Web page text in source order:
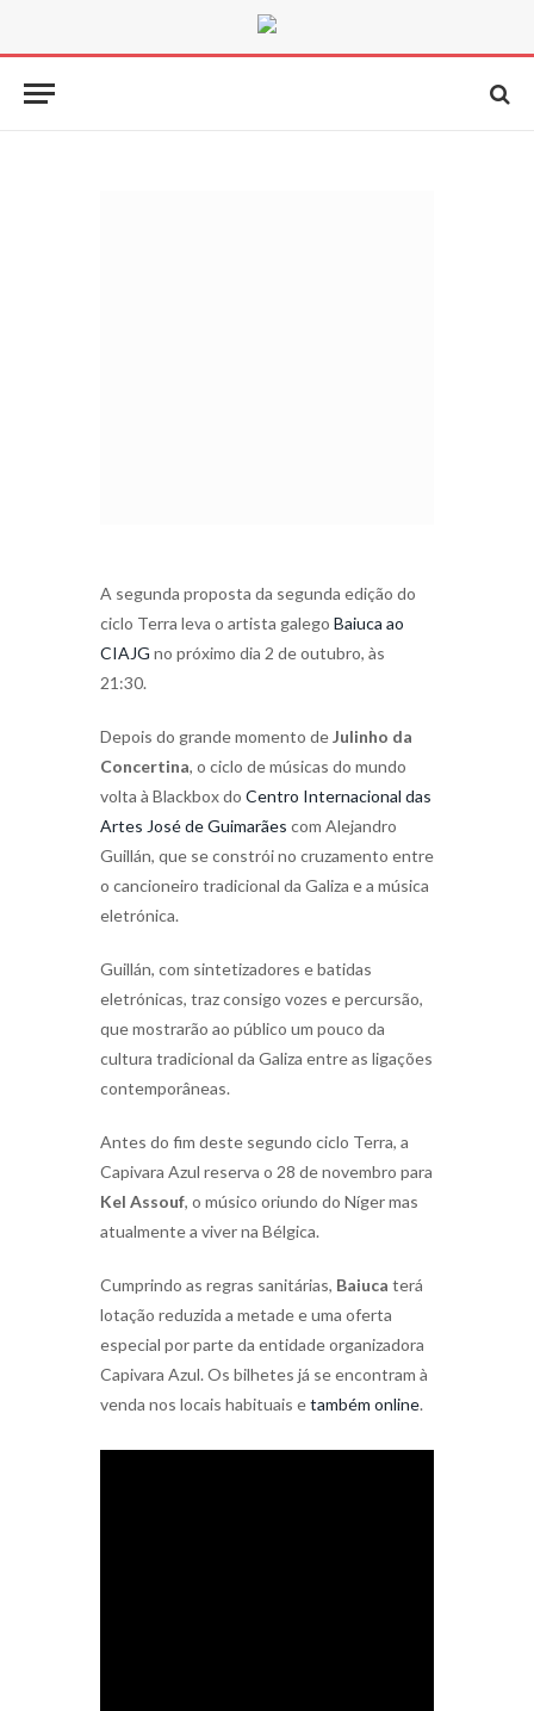
A segunda proposta da segunda edição do
ciclo Terra leva o artista galego Baiuca ao
CIAJG no próximo dia 2 de outubro, às
21:30.
Depois do grande momento deJulinho da
Concertina, o ciclo de músicas do mundo
volta à Blackbox do Centro Internacional das
Artes José de Guimarães com Alejandro
Guillán, que se constrói no cruzamento entre
o cancioneiro tradicional da Galiza e a música
eletrónica.
Guillán, com sintetizadores e batidas
eletrónicas, traz consigo vozes e percursão,
que mostrarão ao público um pouco da
cultura tradicional da Galiza entre as ligações
contemporâneas.
Antes do fim deste segundo ciclo Terra, a
Capivara Azul reserva o 28 de novembro para
Kel Assouf, o músico oriundo do Níger mas
atualmente a viver na Bélgica.
Cumprindo as regras sanitárias, Baiuca terá
lotação reduzida a metade e uma oferta
especial por parte da entidade organizadora
Capivara Azul. Os bilhetes já se encontram à
venda nos locais habituais etambém online.